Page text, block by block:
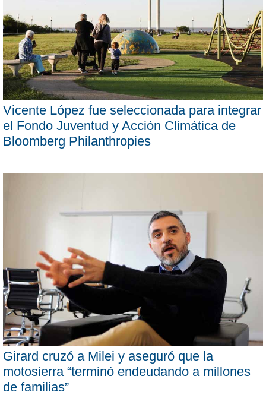
Vicente López fue seleccionada para integrar
el Fondo Juventud y Acción Climática de
Bloomberg Philanthropies
Girard cruzó a Milei y aseguró que la
motosierra “terminó endeudando a millones
de familias”